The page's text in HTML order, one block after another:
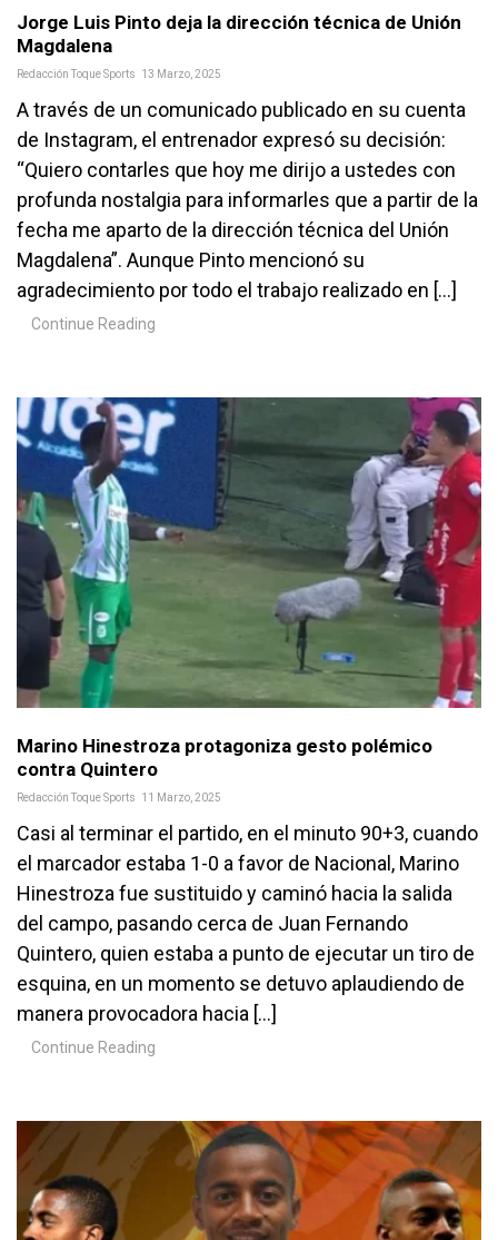
Jorge Luis Pinto deja la dirección técnica de Unión
Magdalena
Redacción Toque Sports 13 Marzo, 2025
A través de un comunicado publicado en su cuenta
de Instagram, el entrenador expresó su decisión:
“Quiero contarles que hoy me dirijo a ustedes con
profunda nostalgia para informarles que a partir de la
fecha me aparto de la dirección técnica del Unión
Magdalena”. Aunque Pinto mencionó su
agradecimiento por todo el trabajo realizado en […]
Continue Reading
Marino Hinestroza protagoniza gesto polémico
contra Quintero
Redacción Toque Sports 11 Marzo, 2025
Casi al terminar el partido, en el minuto 90+3, cuando
el marcador estaba 1-0 a favor de Nacional, Marino
Hinestroza fue sustituido y caminó hacia la salida
del campo, pasando cerca de Juan Fernando
Quintero, quien estaba a punto de ejecutar un tiro de
esquina, en un momento se detuvo aplaudiendo de
manera provocadora hacia […]
Continue Reading